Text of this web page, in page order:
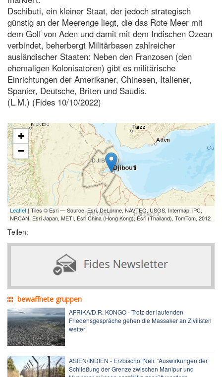
Dschibuti, ein kleiner Staat, der jedoch strategisch
günstig an der Meerenge liegt, die das Rote Meer mit
dem Golf von Aden und damit mit dem Indischen Ozean
verbindet, beherbergt Militärbasen zahlreicher
ausländischer Staaten: Neben den Franzosen (den
ehemaligen Kolonisatoren) gibt es militärische
Einrichtungen der Amerikaner, Chinesen, Italiener,
Spanier, Deutsche, Briten und Saudis.
(L.M.) (Fides 10/10/2022)
+
−
Leaflet | Tiles © Esri — Source: Esri, DeLorme, NAVTEQ, USGS, Intermap, iPC,
NRCAN, Esri Japan, METI, Esri China (Hong Kong), Esri (Thailand), TomTom, 2012
Teilen:
bewaffnete gruppen
AFRIKA/D.R. KONGO - Trotz der laufenden
Friedensgespräche gehen die Massaker an Zivilisten
weiter
ASIEN/INDIEN - Erzbischof Neli: “Auswirkungen der
Schließung der Grenze zwischen Manipur und